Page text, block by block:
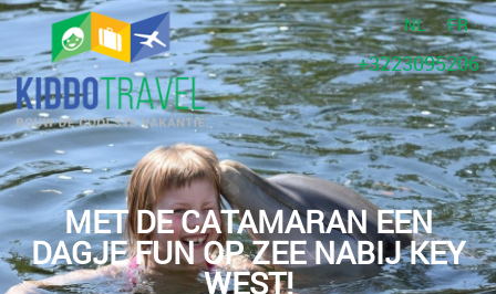
NL FR
+3223095206
MET DE CATAMARAN EEN
DAGJE FUN OP ZEE NABIJ KEY
WEST!